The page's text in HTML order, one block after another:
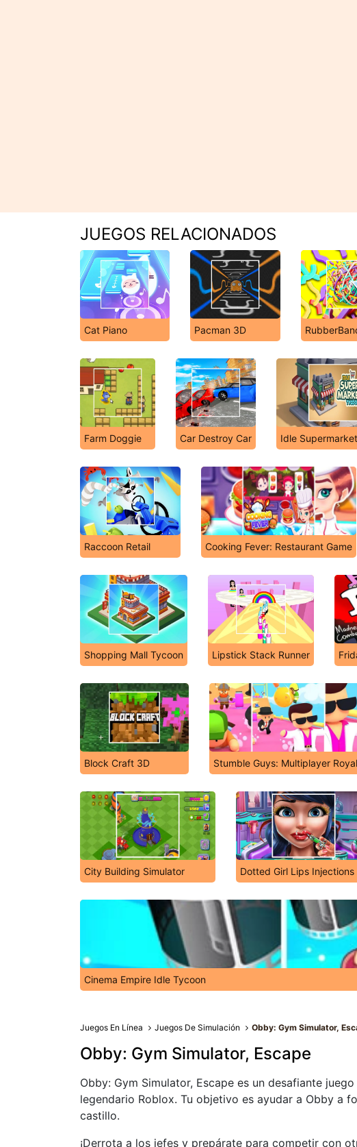
JUEGOS RELACIONADOS
Cat Piano Pacman 3D
Farm Doggie Car Destroy Car Idle
Raccoon Retail Cooking Fever: Restaurant Game
Shopping Mall Tycoon Lipstick Stack Runner
Block Craft 3D Stumble Guys: Multiplayer
City Building Simulator Dotted Girl Lips Injections
Cinema Empire Idle Tycoon
Juegos En Línea Juegos De Simulación Obby: Gym Simulator,
Obby: Gym Simulator, Escape
Obby: Gym Simulator, Escape es un desafiante
legendario Roblox. Tu objetivo es ayudar a Obby a
castillo.
¡Derrota a los jefes y prepárate para competir con